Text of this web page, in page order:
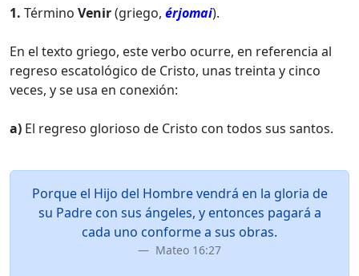
1. Término Venir(griego, érjomai).
En el texto griego, este verbo ocurre, en referencia al
regreso escatológico de Cristo, unas treinta y cinco
veces, y se usa en conexión:
a) El regreso glorioso de Cristo con todos sus santos.
Porque el Hijo del Hombre vendrá en la gloria de
su Padre con sus ángeles, y entonces pagará a
cada uno conforme a sus obras.
Mateo 16:27